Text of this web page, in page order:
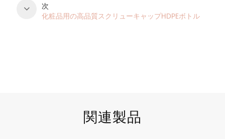
次
化粧品用の高品質スクリューキャップHDPEボトル
関連製品